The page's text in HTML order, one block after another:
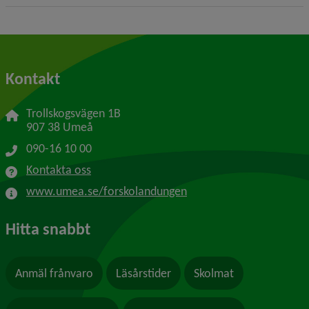
Kontakt
Trollskogsvägen 1B
907 38 Umeå
090-16 10 00
Kontakta oss
www.umea.se/forskolandungen
Hitta snabbt
Anmäl frånvaro Läsårstider Skolmat